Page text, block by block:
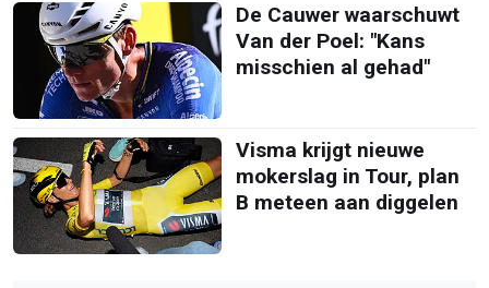
De Cauwer waarschuwt
Van der Poel: "Kans
misschien al gehad"
Visma krijgt nieuwe
mokerslag in Tour, plan
B meteen aan diggelen